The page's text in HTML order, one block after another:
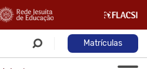
Matrículas